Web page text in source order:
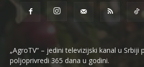
„AgroTV“ – jedini televizijski kanal u Srbiji
poljoprivredi 365 dana u godini.